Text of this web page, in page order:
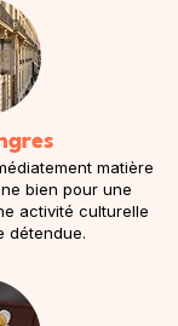
matière
bien pour une
activité culturelle
détendue.